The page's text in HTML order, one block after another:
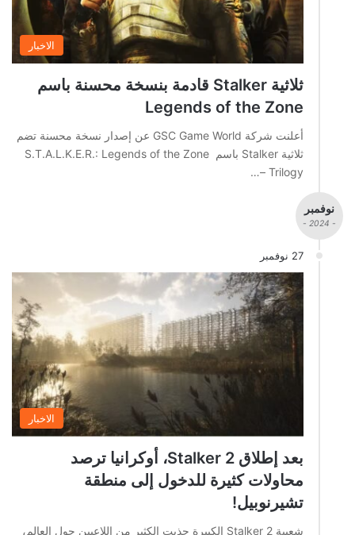
الاخبار
ثلاثية Stalker قادمة بنسخة محسنة باسم
Legends of the Zone
أعلنت شركة GSC Game World عن إصدار نسخة محسنة تضم
ثلاثية Stalker باسم S.T.A.L.K.E.R.: Legends of the Zone
Trilogy –…
نوفمبر
- 2024 -
27 نوفمبر
الاخبار
بعد إطلاق Stalker 2، أوكرانيا ترصد
محاولات كثيرة للدخول إلى منطقة
تشيرنوبيل!
شعبية Stalker 2 الكبيرة جذبت الكثير من اللاعبين حول العالم،